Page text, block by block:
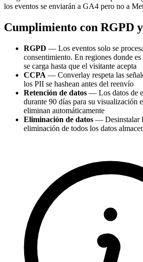
los eventos se enviarán a GA4 pero no a
Cumplimiento con RGPD
RGPD — Los eventos solo se
consentimiento. En regiones donde
se carga hasta que el visitante acepta
CCPA — Converlay respeta las
los PII se hashean antes del reenvío
Retención de datos — Los datos de
durante 90 días para su visualización
eliminan automáticamente
Eliminación de datos — Desinstalar
eliminación de todos los datos